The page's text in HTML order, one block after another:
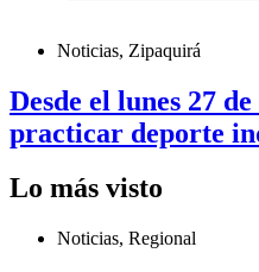
Noticias, Zipaquirá
Desde el lunes 27
practicar deporte
Lo más visto
Noticias, Regional